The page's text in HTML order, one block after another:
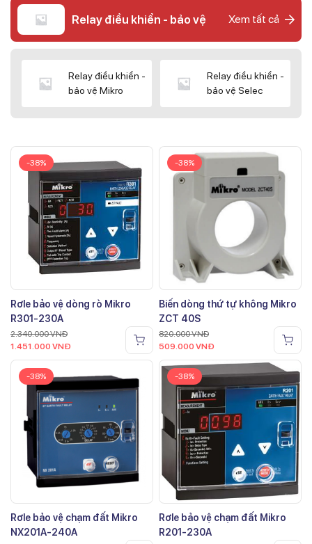
Relay điều khiển - bảo vệ Xem tất cả
Relay điều khiển -
bảo vệ Mikro
Relay điều khiển -
bảo vệ Selec
-38%
Rơle bảo vệ dòng rò Mikro
R301-230A
2.340.000VNĐ
1.451.000 VNĐ
-38%
Biến dòng thứ tự không Mikro
ZCT 40S
820.000VNĐ
509.000 VNĐ
-38%
Rơle bảo vệ chạm đất Mikro
NX201A-240A
-38%
Rơle bảo vệ chạm đất Mikro
R201-230A